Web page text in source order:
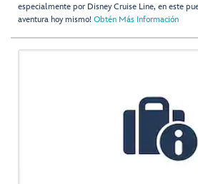
especialmente por Disney Cruise Line, en este
aventura hoy mismo! Obtén Más Información